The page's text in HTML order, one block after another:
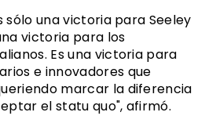
sólo una victoria para Seeley
victoria para los
Es una victoria para
e innovadores que
marcar la diferencia
el statu quo", afirmó.